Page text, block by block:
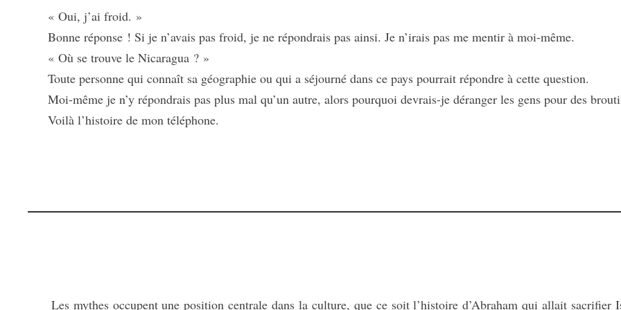
« Oui, j’ai froid. »
Bonne réponse ! Si je n’avais pas froid, je ne répondrais pas ainsi. Je n’irais pas me mentir à moi-même.
« Où se trouve le Nicaragua ? »
Toute personne qui connaît sa géographie ou qui a séjourné dans ce pays pourrait répondre à cette question.
Moi-même je n’y répondrais pas plus mal qu’un autre, alors pourquoi devrais-je déranger les gens pour des
Voilà l’histoire de mon téléphone.
Les mythes occupent une position centrale dans la culture, que ce soit l’histoire d’Abraham qui allait sacrifier